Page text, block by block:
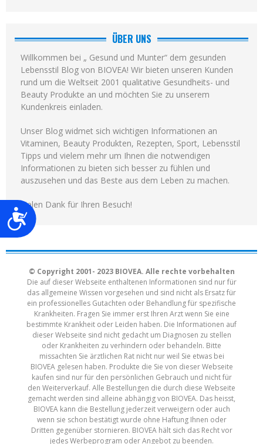
Barrierefreiheit
ÜBER UNS
Willkommen bei „ Gesund und Munter“ dem gesunden
Lebensstil Blog von BIOVEA! Wir bieten unseren Kunden
rund um die Weltseit 2001 qualitative Gesundheits- und
Beauty Produkte an und möchten Sie zu unserem
Kundenkreis einladen.
Unser Blog widmet sich wichtigen Informationen an
Vitaminen, Beauty Produkten, Rezepten, Sport, Lebensstil
Tipps und vielem mehr um Ihnen die notwendigen
Informationen zu bieten sich besser zu fühlen und
auszusehen und das Beste aus dem Leben zu machen.
Vielen Dank für Ihren Besuch!
© Copyright 2001- 2023 BIOVEA. Alle rechte vorbehalten
Die auf dieser Webseite enthaltenen Informationen sind nur für
das allgemeine Wissen vorgesehen und sind nicht als Ersatz für
ein professionelles Gutachten oder Behandlung für spezifische
Krankheiten. Fragen Sie immer erst Ihren Arzt wenn Sie eine
bestimmte Krankheit oder Leiden haben. Die Informationen auf
dieser Webseite sind nicht gedacht um Diagnosen zu stellen
oder Krankheiten zu verhindern oder behandeln. Bitte
missachten Sie ärztlichen Rat nicht nur weil Sie etwas bei
BIOVEA gelesen haben. Produkte die Sie von dieser Webseite
kaufen sind nur für den persönlichen Gebrauch und nicht für
den Weiterverkauf. Alle Bestellungen die durch diese Webseite
gemacht werden sind alleine abhängig von BIOVEA. Das heisst,
BIOVEA kann die Bestellung jederzeit verweigern oder auch
wenn sie schon bestätigt wurde ohne Haftung Ihnen oder
Dritten gegenüber stornieren. BIOVEA hält sich das Recht vor
jedes Werbeprogram oder Angebot zu beenden.